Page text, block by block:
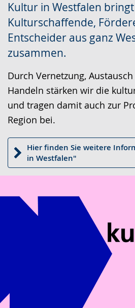
Kultur in Westfalen bringt
Kulturschaffende,
Entscheider aus ganz
zusammen.
Durch Vernetzung,
Handeln stärken wir die
und tragen damit auch zur
Region bei.
Hier finden Sie weitere
in Westfalen"
wechseln.
Deutscher
Gebärdensprache
wird
angezeigt.